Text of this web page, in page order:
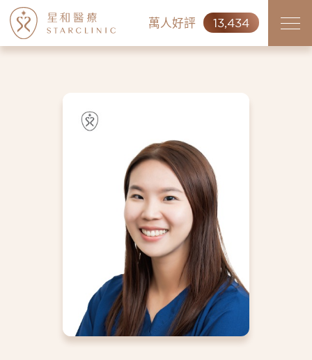
萬人好評 13,434